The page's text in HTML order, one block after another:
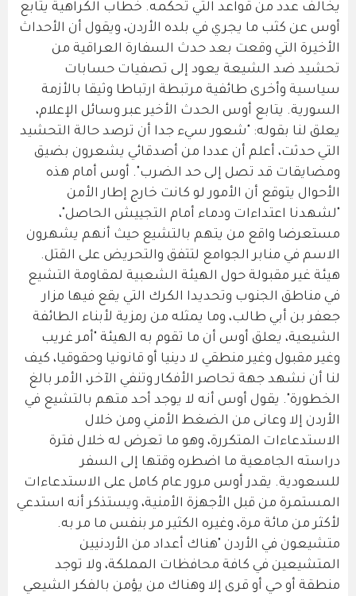
يخالف عدد من قواعد التي تحكمه. خطاب الكراهية يتابع
أوس عن كثب ما يجري في بلده الأردن، ويقول أن الأحداث
الأخيرة التي وقعت بعد حدث السفارة العراقية من
تحشيد ضد الشيعة يعود إلى تصفيات حسابات
سياسية وأخرى طائفية مرتبطة ارتباطا وثيقا بالأزمة
السورية. يتابع أوس الحدث الأخير عبر وسائل الإعلام،
يعلق لنا بقوله: "شعور سيء جدا أن ترصد حالة التحشيد
التي حدثت، أعلم أن عددا من أصدقائي يشعرون بضيق
ومضايقات قد تصل إلى حد الضرب". أوس أمام هذه
الأحوال يتوقع أن الأمور لو كانت خارج إطار الأمن
"لشهدنا اعتداءات ودماء أمام التجييش الحاصل"،
مستعرضا واقع من يتهم بالتشيع حيث أنهم يشهرون
الاسم في منابر الجوامع لتتفق والتحريض على القتل.
هيئة غير مقبولة حول الهيئة الشعبية لمقاومة التشيع
في مناطق الجنوب وتحديدا الكرك التي يقع فيها مزار
جعفر بن أبي طالب، وما يمثله من رمزية لأبناء الطائفة
الشيعية، يعلق أوس أن ما تقوم به الهيئة "أمر غريب
وغير مقبول وغير منطقي لا دينيا أو قانونيا وحقوقيا، كيف
لنا أن نشهد جهة تحاصر الأفكار وتنفي الآخر، الأمر بالغ
الخطورة". يقول أوس أنه لا يوجد أحد متهم بالتشيع في
الأردن إلا وعانى من الضغط الأمني ومن خلال
الاستدعاءات المتكررة، وهو ما تعرض له خلال فترة
دراسته الجامعية ما اضطره وقتها إلى السفر
للسعودية. يقدر أوس مرور عام كامل على الاستدعاءات
المستمرة من قبل الأجهزة الأمنية، ويستذكر أنه استدعي
لأكثر من مائة مرة، وغيره الكثير مر بنفس ما مر به.
متشيعون في الأردن "هناك أعداد من الأردنيين
المتشيعين في كافة محافظات المملكة، ولا توجد
منطقة أو حي أو قرى إلا وهناك من يؤمن بالفكر الشيعي